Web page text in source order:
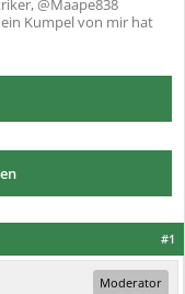
@Maape838
Kumpel von mir hat
#1
Moderator